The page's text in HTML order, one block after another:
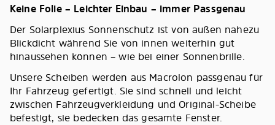
Keine Folie – Leichter Einbau – immer Passgenau
Der Solarplexius Sonnenschutz ist von außen nahezu
Blickdicht während Sie von innen weiterhin gut
hinaussehen können – wie bei einer Sonnenbrille.
Unsere Scheiben werden aus Macrolon passgenau für
Ihr Fahrzeug gefertigt. Sie sind schnell und leicht
zwischen Fahrzeugverkleidung und Original-Scheibe
befestigt, sie bedecken das gesamte Fenster.